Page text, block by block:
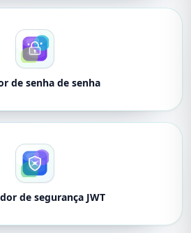
de senha de senha
de segurança JWT